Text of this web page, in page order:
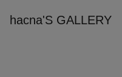
hacna'S GALLERY